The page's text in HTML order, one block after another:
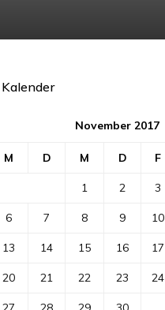
Kalender
November 2017
M D M D F
1 2 3
6 7 8 9 10
13 14 15 16 17
20 21 22 23 24